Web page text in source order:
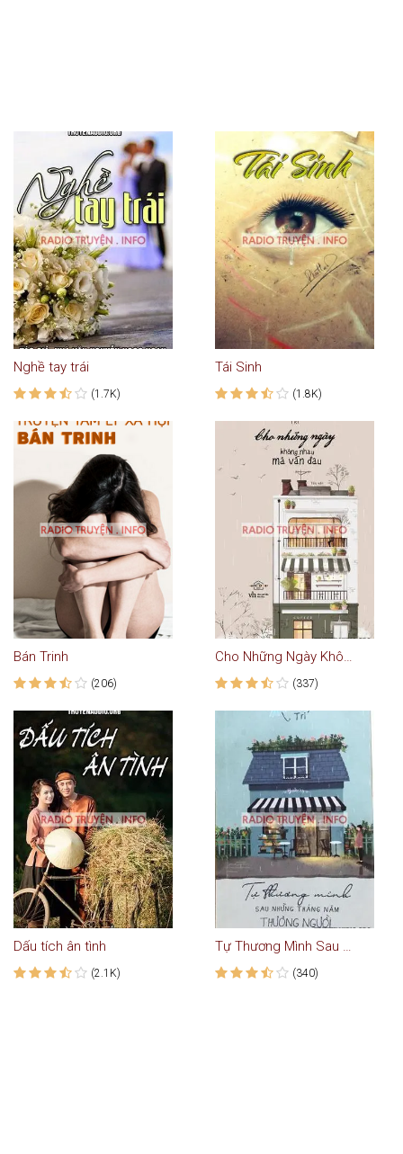
Nghề tay trái
(1.7K)
Tái Sinh
(1.8K)
Bán Trinh
(206)
Cho Những Ngày Không Nhau Mà Vẫn Đau
(337)
Dấu tích ân tình
(2.1K)
Tự Thương Mình Sau Những Tháng Năm Thương Người
(340)